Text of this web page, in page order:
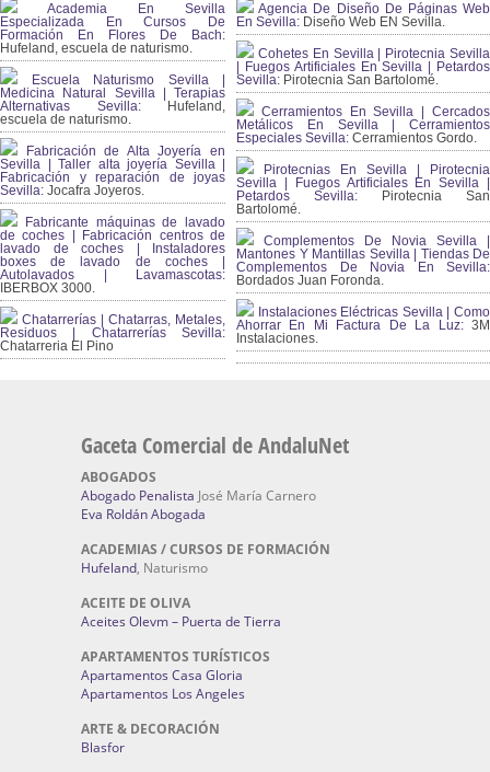
Academia En Sevilla
Especializada En Cursos De
Formación En Flores De Bach:
Hufeland, escuela de naturismo.
Escuela Naturismo Sevilla |
Medicina Natural Sevilla | Terapias
Alternativas Sevilla: Hufeland,
escuela de naturismo.
Fabricación de Alta Joyería en
Sevilla | Taller alta joyería Sevilla |
Fabricación y reparación de joyas
Sevilla: Jocafra Joyeros.
Fabricante máquinas de lavado
de coches | Fabricación centros de
lavado de coches | Instaladores
boxes de lavado de coches |
Autolavados | Lavamascotas:
IBERBOX 3000.
Chatarrerías | Chatarras, Metales,
Residuos | Chatarrerías Sevilla:
Chatarreria El Pino
Agencia De Diseño De Páginas Web
En Sevilla: Diseño Web EN Sevilla.
Cohetes En Sevilla | Pirotecnia Sevilla
| Fuegos Artificiales En Sevilla | Petardos
Sevilla: Pirotecnia San Bartolomé.
Cerramientos En Sevilla | Cercados
Metálicos En Sevilla | Cerramientos
Especiales Sevilla: Cerramientos Gordo.
Pirotecnias En Sevilla | Pirotecnia
Sevilla | Fuegos Artificiales En Sevilla |
Petardos Sevilla: Pirotecnia San
Bartolomé.
Complementos De Novia Sevilla |
Mantones Y Mantillas Sevilla | Tiendas De
Complementos De Novia En Sevilla:
Bordados Juan Foronda.
Instalaciones Eléctricas Sevilla | Como
Ahorrar En Mi Factura De La Luz:3M
Instalaciones.
Gaceta Comercial de AndaluNet
ABOGADOS
Abogado Penalista José María Carnero
Eva Roldán Abogada
ACADEMIAS / CURSOS DE FORMACIÓN
Hufeland, Naturismo
ACEITE DE OLIVA
Aceites Olevm – Puerta de Tierra
APARTAMENTOS TURÍSTICOS
Apartamentos Casa Gloria
Apartamentos Los Angeles
ARTE & DECORACIÓN
Blasfor